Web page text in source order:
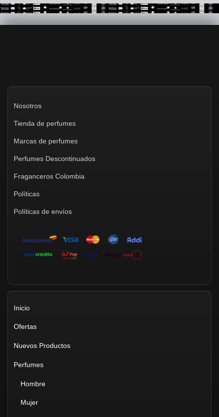
Nosotros
Tienda de perfumes
Marcas de perfumes
Perfumes Descontinuados
Fraganceros Colombia
Políticas
Políticas de envíos
Inicio
Ofertas
Nuevos Productos
Perfumes
Hombre
Mujer